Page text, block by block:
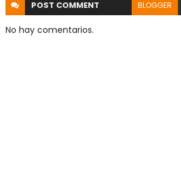
POST COMMENT BLOGGER
No hay comentarios.